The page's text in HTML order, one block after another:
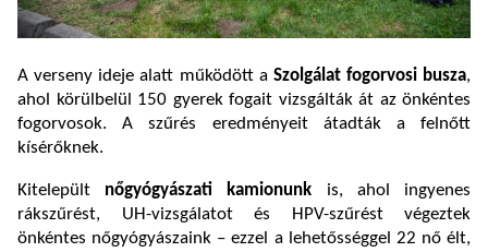
A verseny ideje alatt működött a Szolgálat fogorvosi busza,
ahol körülbelül 150 gyerek fogait vizsgálták át az önkéntes
fogorvosok. A szűrés eredményeit átadták a felnőtt
kísérőknek.
Kitelepült nőgyógyászati kamionunk is, ahol ingyenes
rákszűrést, UH-vizsgálatot és HPV-szűrést végeztek
önkéntes nőgyógyászaink – ezzel a lehetősséggel 22 nő élt,